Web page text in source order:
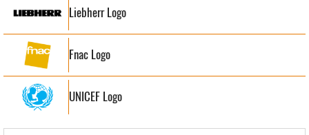
Liebherr Logo
Fnac Logo
UNICEF Logo